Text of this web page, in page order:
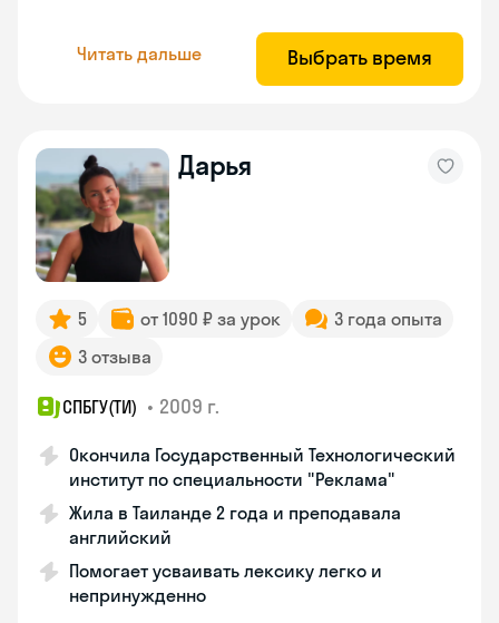
Читать дальше Выбрать время
Дарья
5 от 1090 ₽ за урок
3 года опыта
3 отзыва
СПБГУ(ТИ) • 2009 г.
Окончила Государственный Технологический
институт по специальности "Реклама"
Жила в Таиланде 2 года и преподавала
английский
Помогает усваивать лексику легко и
непринужденно